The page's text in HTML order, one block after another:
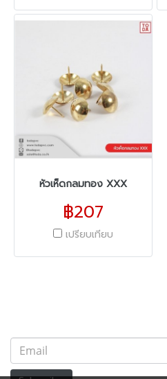
หัวเห็ดกลมทอง XXX
฿207
เปรียบเทียบ